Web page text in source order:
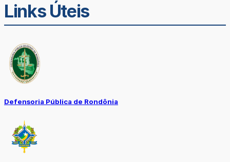
Links Úteis
Defensoria Pública de Rondônia